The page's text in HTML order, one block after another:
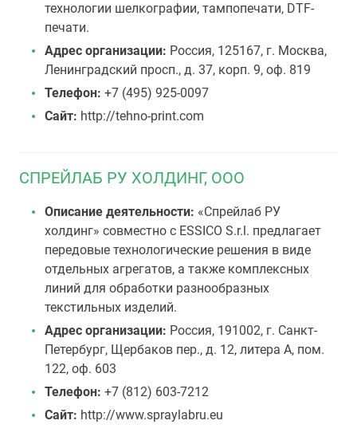
технологии шелкографии, тампопечати, DTF-
печати.
Адрес организации: Россия, 125167, г. Москва,
Ленинградский просп., д. 37, корп. 9, оф. 819
Телефон: +7 (495) 925-0097
Сайт: http://tehno-print.com
СПРЕЙЛАБ РУ ХОЛДИНГ, ООО
Описание деятельности: «Спрейлаб РУ
холдинг» совместно с ESSICO S.r.l. предлагает
передовые технологические решения в виде
отдельных агрегатов, а также комплексных
линий для обработки разнообразных
текстильных изделий.
Адрес организации: Россия, 191002, г. Санкт-
Петербург, Щербаков пер., д. 12, литера А, пом.
122, оф. 603
Телефон: +7 (812) 603-7212
Сайт: http://www.spraylabru.eu